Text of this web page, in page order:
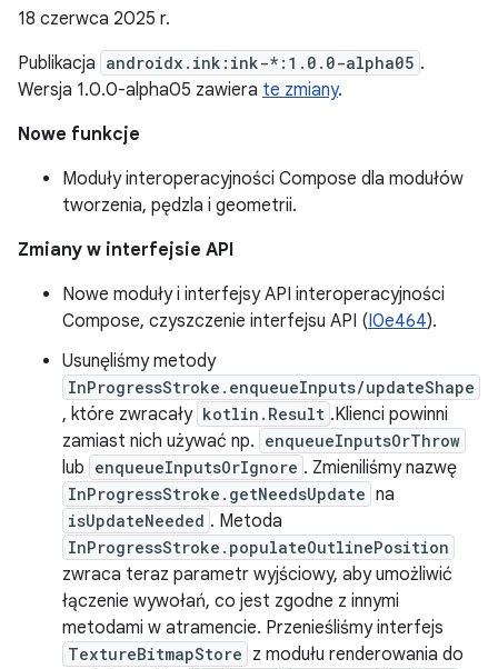
18 czerwca 2025 r.
Publikacja androidx.ink:ink-*:1.0.0-alpha05 .
Wersja 1.0.0-alpha05 zawiera te zmiany.
Nowe funkcje
Moduły interoperacyjności Compose dla modułów
tworzenia, pędzla i geometrii.
Zmiany w interfejsie API
Nowe moduły i interfejsy API interoperacyjności
Compose, czyszczenie interfejsu API (I0e464).
Usunęliśmy metody
InProgressStroke.enqueueInputs/updateShape
, które zwracały kotlin.Result .Klienci powinni
zamiast nich używać np. enqueueInputsOrThrow
lub enqueueInputsOrIgnore . Zmieniliśmy nazwę
InProgressStroke.getNeedsUpdate na
isUpdateNeeded . Metoda
InProgressStroke.populateOutlinePosition
zwraca teraz parametr wyjściowy, aby umożliwić
łączenie wywołań, co jest zgodne z innymi
metodami w atramencie. Przenieśliśmy interfejs
TextureBitmapStore z modułu renderowania do